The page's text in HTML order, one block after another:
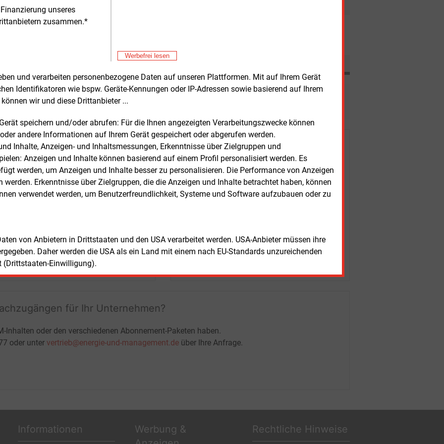
unseres
zusammen.*
Werbefrei lesen
und verarbeiten personenbezogene Daten auf unseren Plattformen. Mit auf Ihrem Gerät
Identifikatoren wie bspw. Geräte-Kennungen oder IP-Adressen sowie basierend auf Ihrem
wir und diese Drittanbieter ...
speichern und/oder abrufen: Für die Ihnen angezeigten Verarbeitungszwecke können
andere Informationen auf Ihrem Gerät gespeichert oder abgerufen werden.
Inhalte, Anzeigen- und Inhaltsmessungen, Erkenntnisse über Zielgruppen und
Anzeigen und Inhalte können basierend auf einem Profil personalisiert werden. Es
werden, um Anzeigen und Inhalte besser zu personalisieren. Die Performance von Anzeigen
werden. Erkenntnisse über Zielgruppen, die die Anzeigen und Inhalte betrachtet haben, können
verwendet werden, um Benutzerfreundlichkeit, Systeme und Software aufzubauen oder zu
von Anbietern in Drittstaaten und den USA verarbeitet werden. USA-Anbieter müssen ihre
Daher werden die USA als ein Land mit einem nach EU-Standards unzureichenden
(Drittstaaten-Einwilligung).
und weitere Nachrichten lesen?
SieE&M
kostenlos
unverbindlich
Zwei Wochen kostenfreier Zugang
Zugang auf stündlich aktualisierte
+ zwei Ausgaben der Zeitung E&M
ohne automatische Verlängerung
JETZT KOSTENLOS TESTEN
Login für Kunden
für Ihr Unternehmen?
Inhalten oder den verschiedenen Abonnement-Paketen haben.
oder unter vertrieb@energie-und-management.de über Ihre Anfrage.
Informationen
Werbung &
Rechtliche Hinweise